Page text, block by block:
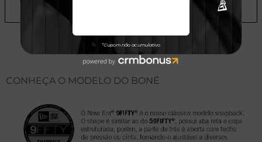
ADICIONAR A LISTA DE DESEJOS
CONHEÇA O MODELO DO BONÉ